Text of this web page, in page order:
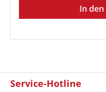
In
Service-Hotline